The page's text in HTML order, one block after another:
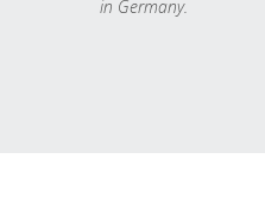
in Germany.